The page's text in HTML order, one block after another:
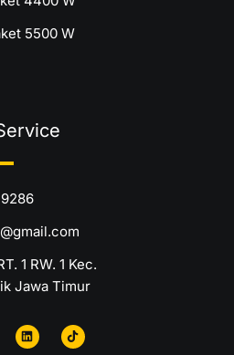
5500 W
1 RW. 1 Kec.
Jawa Timur
n
k
e
k
t
o